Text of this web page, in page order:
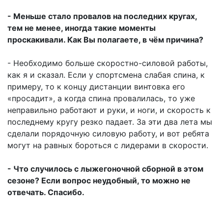
- Меньше стало провалов на последних кругах,
тем не менее, иногда такие моменты
проскакивали. Как Вы полагаете, в чём причина?
- Необходимо больше скоростно-силовой работы,
как я и сказал. Если у спортсмена слабая спина, к
примеру, то к концу дистанции винтовка его
«просадит», а когда спина провалилась, то уже
неправильно работают и руки, и ноги, и скорость к
последнему кругу резко падает. За эти два лета мы
сделали порядочную силовую работу, и вот ребята
могут на равных бороться с лидерами в скорости.
- Что случилось с лыжегоночной сборной в этом
сезоне? Если вопрос неудобный, то можно не
отвечать. Спасибо.